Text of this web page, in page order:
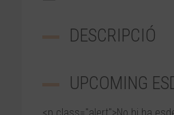
DESCRIPCIÓ
UPCOMING